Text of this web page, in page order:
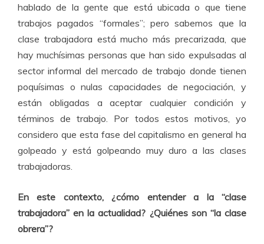
hablado de la gente que está ubicada o que tiene
trabajos pagados “formales”; pero sabemos que la
clase trabajadora está mucho más precarizada, que
hay muchísimas personas que han sido expulsadas al
sector informal del mercado de trabajo donde tienen
poquísimas o nulas capacidades de negociación, y
están obligadas a aceptar cualquier condición y
términos de trabajo. Por todos estos motivos, yo
considero que esta fase del capitalismo en general ha
golpeado y está golpeando muy duro a las clases
trabajadoras.
En este contexto, ¿cómo entender a la “clase
trabajadora” en la actualidad? ¿Quiénes son “la clase
obrera”?